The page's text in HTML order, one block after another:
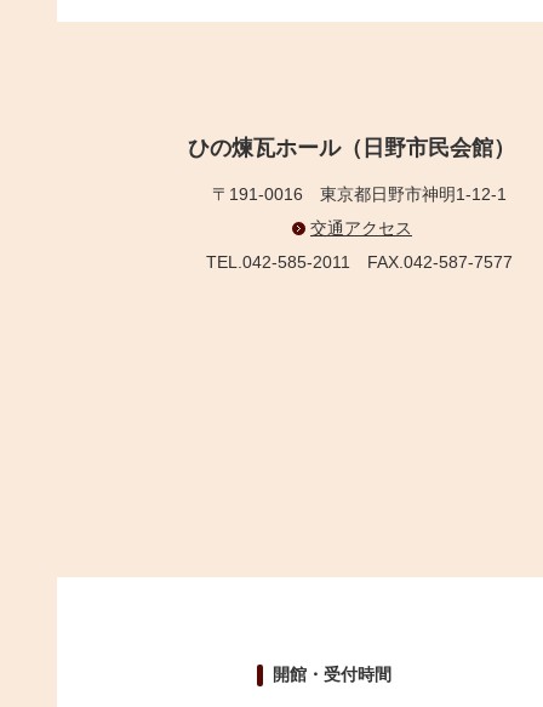
ひの煉瓦ホール（日野市民会館）
〒191-0016 東京都日野市神明1-12-1
交通アクセス
TEL.042-585-2011 FAX.042-587-7577
開館・受付時間